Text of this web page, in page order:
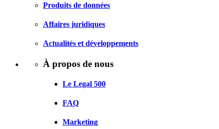
Produits de données
Affaires juridiques
Actualités et développements
À propos de nous
Le Legal 500
FAQ
Marketing